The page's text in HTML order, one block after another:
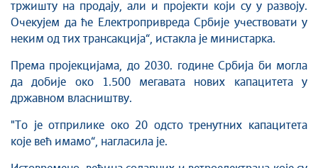
тржишту на продају, али и пројекти који су у развоју.
Очекујем да ће Електропривреда Србије учествовати у
неким од тих трансакција“, истакла је министарка.
Према пројекцијама, до 2030. године Србија би могла
да добије око 1.500 мегавата нових капацитета у
државном власништву.
"То је отприлике око 20 одсто тренутних капацитета
које већ имамо“, нагласила је.